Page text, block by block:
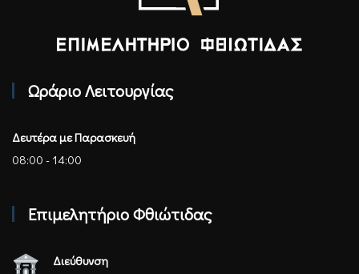
Ωράριο Λειτουργίας
Δευτέρα με Παρασκευή
08:00 - 14:00
Επιμελητήριο Φθιώτιδας
Διεύθυνση